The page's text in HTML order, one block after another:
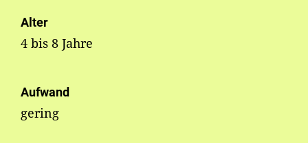
Alter
4 bis 8 Jahre
Aufwand
gering